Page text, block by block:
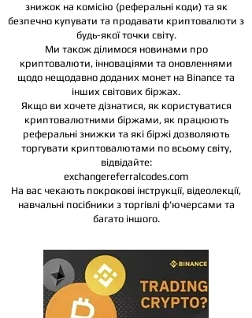
знижок на комісію (реферальні коди) та як
безпечно купувати та продавати криптовалюти з
будь-якої точки світу.
Ми також ділимося новинами про
криптовалюти, інноваціями та оновленнями
щодо нещодавно доданих монет на Binance та
інших світових біржах.
Якщо ви хочете дізнатися, як користуватися
криптовалютними біржами, як працюють
реферальні знижки та які біржі дозволяють
торгувати криптовалютами по всьому світу,
відвідайте:
exchangereferralcodes.com
На вас чекають покрокові інструкції, відеолекції,
навчальні посібники з торгівлі ф'ючерсами та
багато іншого.